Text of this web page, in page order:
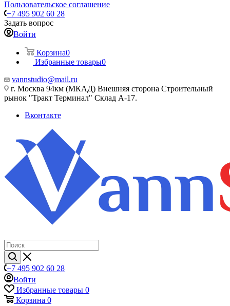
Пользовательское соглашение
+7 495 902 60 28
Задать вопрос
Войти
Корзина0
Избранные товары0
vannstudio@mail.ru
г. Москва 94км (МКАД) Внешняя сторона Строительный
рынок "Тракт Терминал" Склад А-17.
Вконтакте
+7 495 902 60 28
Войти
Избранные товары 0
Корзина 0